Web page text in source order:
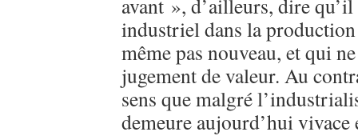
avant », d’ailleurs, dire
industriel dans la
même pas nouveau, et qui
jugement de valeur. Au
sens que malgré
demeure aujourd’hui vivace